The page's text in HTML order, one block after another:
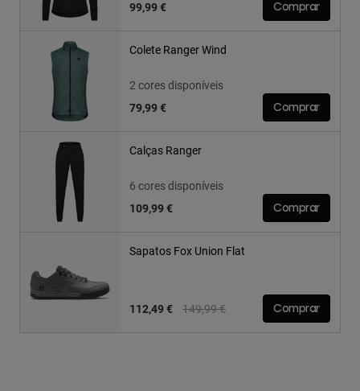
99,99 € Comprar
Colete Ranger Wind
2 cores disponíveis
79,99 €
Comprar
Calças Ranger
6 cores disponíveis
109,99 €
Comprar
Sapatos Fox Union Flat
Price reduced from
149,99 €to
112,49 € Comprar